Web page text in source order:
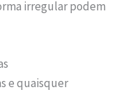
irregular podem
e quaisquer